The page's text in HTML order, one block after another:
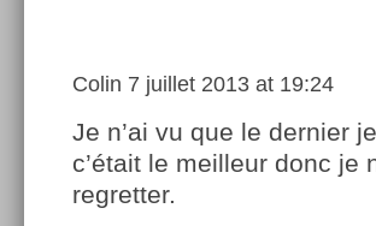
Colin 7 juillet 2013 at 19:24
Je n’ai vu que le dernier
c’était le meilleur donc je
regretter.